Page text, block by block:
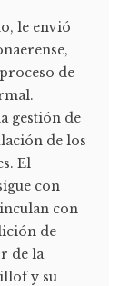
le envió
de
gestión de
de los
El
con
con
de
de la
y su